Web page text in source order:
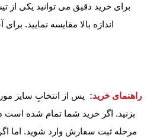
برای خرید دقیق می توانید یکی از
اندازه بالا مقایسه نمایید.
راهنمای خرید: پس از انتخابِ سایز
بزنید. اگر خرید شما تمام شده است
مرحله ثبت سفارش وارد شوید. اما